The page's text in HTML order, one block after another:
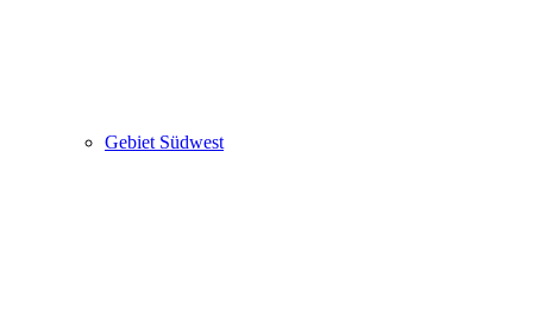
Gebiet Südwest